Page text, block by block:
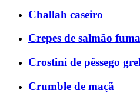
Challah caseiro
Crepes de salmão
Crostini de pêssego
Crumble de maçã